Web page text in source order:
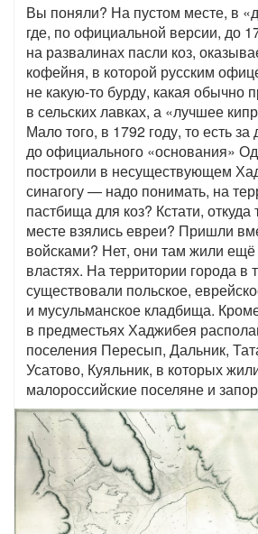
Вы поняли? На пустом месте, в
где, по официальной версии, до
на развалинах пасли коз,
кофейня, в которой русским
не какую-то бурду, какая обычно
в сельских лавках, а «лучшее
Мало того, в 1792 году, то есть за
до официального «основания»
построили в несуществующем
синагогу — надо понимать, на
пастбища для коз? Кстати,
месте взялись евреи? Пришли
войсками? Нет, они там жили ещё
властях. На территории города в
существовали польское,
и мусульманское кладбища.
в предместьях Хаджибея
поселения Пересып, Дальник,
Усатово, Куяльник, в которых
малороссийские поселяне и